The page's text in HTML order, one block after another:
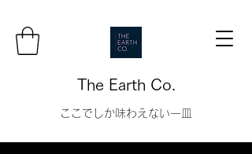
The Earth Co.
ここでしか味わえない一皿